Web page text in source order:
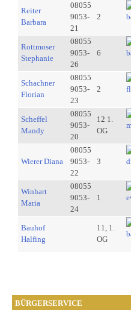
BÜRGERSERVICE
Reiter
Barbara
08055
9053-
21
2
Rottmoser
Stephanie
08055
9053-
26
6
Schachner
Florian
08055
9053-
23
2
Scheffel
Mandy
08055
9053-
20
12 1.
OG
Wierer Diana
08055
9053-
22
3
Winhart
Maria
08055
9053-
24
1
Bauhof
Halfing
11, 1.
OG